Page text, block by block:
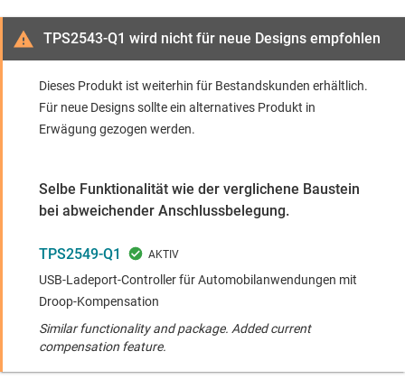
TPS2543-Q1 wird nicht für neue Designs empfohlen
Dieses Produkt ist weiterhin für Bestandskunden erhältlich.
Für neue Designs sollte ein alternatives Produkt in
Erwägung gezogen werden.
Selbe Funktionalität wie der verglichene Baustein
bei abweichender Anschlussbelegung.
TPS2549-Q1
USB-Ladeport-Controller für Automobilanwendungen mit
Droop-Kompensation
Similar functionality and package. Added current
compensation feature.